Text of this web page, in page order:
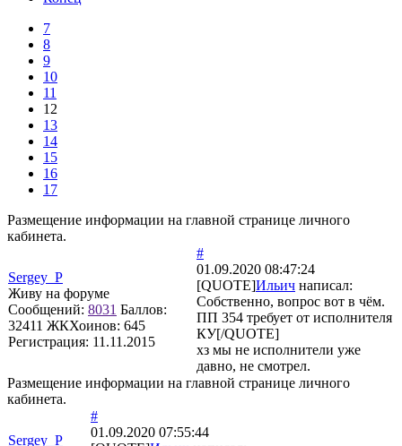
7
8
9
10
11
12
13
14
15
16
17
Размещение информации на главной странице личного
кабинета.
Sergey_P
Живу на форуме
Сообщений: 8031 Баллов:
32411 ЖКХоинов: 645
Регистрация: 11.11.2015
#
01.09.2020 08:47:24
[QUOTE]Ильич написал:
Собственно, вопрос вот в чём.
ПП 354 требует от исполнителя
КУ[/QUOTE]
хз мы не исполнители уже
давно, не смотрел.
Размещение информации на главной странице личного
кабинета.
Sergey_P
#
01.09.2020 07:55:44